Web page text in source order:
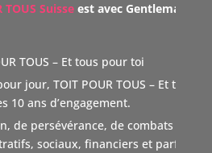
TOUS Suisse est avec Gentleman
TOUS – Et tous pour toi
jour, TOIT POUR TOUS – Et tous
10 ans d’engagement.
de persévérance, de combats
sociaux, financiers et parfois